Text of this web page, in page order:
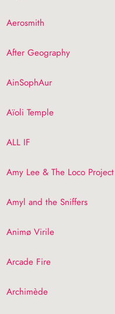
Aerosmith
After Geography
AinSophAur
Aïoli Temple
ALL IF
Amy Lee & The Loco
Amyl and the Sniffers
Animø Virile
Arcade Fire
Archimède